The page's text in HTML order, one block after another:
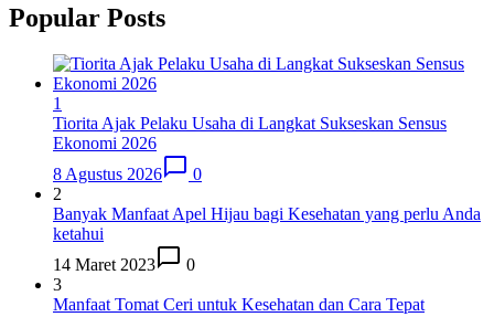
Popular Posts
1
Tiorita Ajak Pelaku Usaha di Langkat Sukseskan Sensus
Ekonomi 2026
8 Agustus 2026
0
2
Banyak Manfaat Apel Hijau bagi Kesehatan yang perlu Anda
ketahui
14 Maret 2023
0
3
Manfaat Tomat Ceri untuk Kesehatan dan Cara Tepat